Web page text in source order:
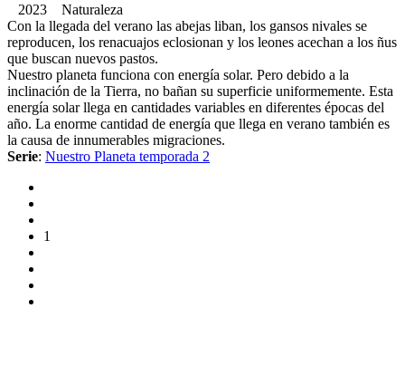
2023 Naturaleza
Con la llegada del verano las abejas liban, los gansos nivales se
reproducen, los renacuajos eclosionan y los leones acechan a los ñus
que buscan nuevos pastos.
Nuestro planeta funciona con energía solar. Pero debido a la
inclinación de la Tierra, no bañan su superficie uniformemente. Esta
energía solar llega en cantidades variables en diferentes épocas del
año. La enorme cantidad de energía que llega en verano también es
la causa de innumerables migraciones.
Serie: Nuestro Planeta temporada 2
1